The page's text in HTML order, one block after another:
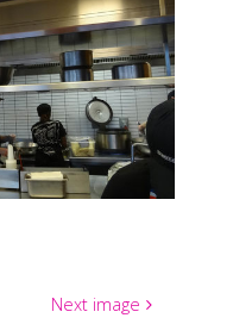
Next image